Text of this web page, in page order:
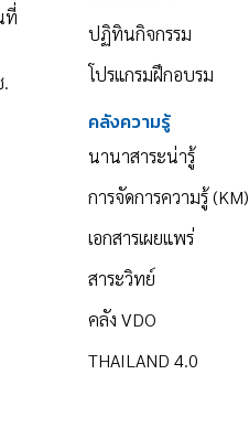
ที่
ปฏิทินกิจกรรม
โปรแกรมฝึกอบรม
คลังความรู้
นานาสาระน่ารู้
การจัดการความรู้ (KM)
เอกสารเผยแพร่
สาระวิทย์
คลัง VDO
THAILAND 4.0